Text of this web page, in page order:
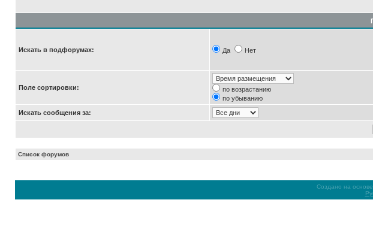
Искать в подфорумах: Да Нет
Поле сортировки:
по возрастанию
по убыванию
Искать сообщения за:
Список форумов
Создано на основе